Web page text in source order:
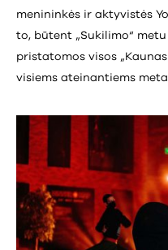
menininkės ir aktyvistės
to, būtent „Sukilimo“
pristatomos visos
visiems ateinantiems